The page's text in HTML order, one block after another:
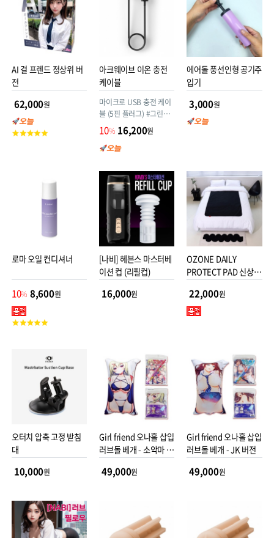
AI 걸 프렌드 정상위 버
전
62,000원
고
아크웨이브 이온 충전
케이블
마이크로 USB 충전 케이
블 (5핀 플러그) #그린쉘
프
10% 16,200원
에어돌 풍선인형 공기주
입기
3,000원
로마 오일 컨디셔너
10% 8,600원
고
[나비] 헤븐스 마스터베
이션 컵 (리필컵)
16,000원
OZONE DAILY
PROTECT PAD 신상품
22,000원
오터치 압축 고정 받침
대
10,000원
Girl friend 오나홀 삽입
러브돌 베개 - 소악마 버
49,000원
Girl friend 오나홀 삽입
러브돌 베개 - JK 버전
49,000원